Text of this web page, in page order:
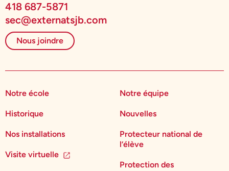
418 687-5871
sec@externatsjb.com
Nous joindre
Notre école
Historique
Nos installations
Visite virtuelle
Notre équipe
Nouvelles
Protecteur national de
l’élève
Protection des